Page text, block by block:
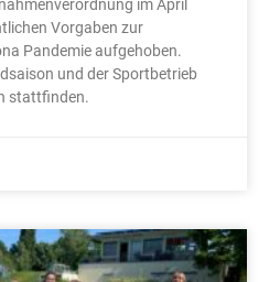
im April
Vorgaben zur
Pandemie aufgehoben.
und der Sportbetrieb
stattfinden.